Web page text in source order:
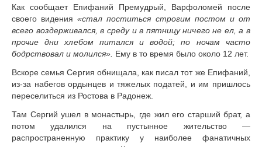
Как сообщает Епифаний Премудрый, Варфоломей после
своего видения«стал поститься строгим постом и от
всего воздерживался, в среду и в пятницу ничего не ел, а в
прочие дни хлебом питался и водой; по ночам часто
бодрствовал и молился». Ему в то время было около 12 лет.
Вскоре семья Сергия обнищала, как писал тот же Епифаний,
из-за набегов ордынцев и тяжелых податей, и им пришлось
переселиться из Ростова в Радонеж.
Там Сергий ушел в монастырь, где жил его старший брат, а
потом удалился на пустынное жительство —
распространенную практику у наиболее фанатичных